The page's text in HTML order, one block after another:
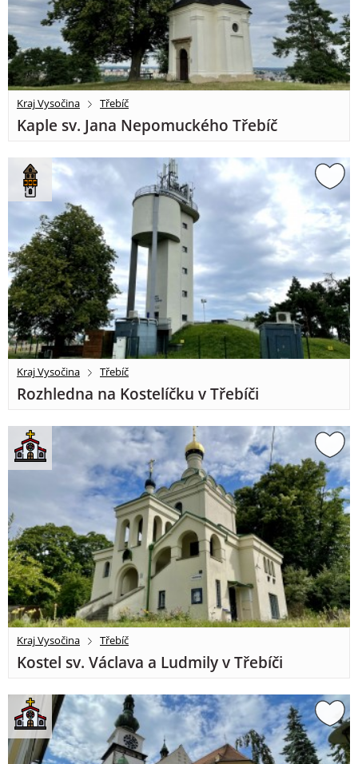
Kraj Vysočina Třebíč
Kaple sv. Jana Nepomuckého Třebíč
Kraj Vysočina Třebíč
Rozhledna na Kostelíčku v Třebíči
Kraj Vysočina Třebíč
Kostel sv. Václava a Ludmily v Třebíči